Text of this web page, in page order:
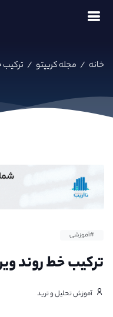
خانه / مجله کریپتو / ترکیب
#آموزشی
ترکیب خط روند
آموزش تحلیل و ترید